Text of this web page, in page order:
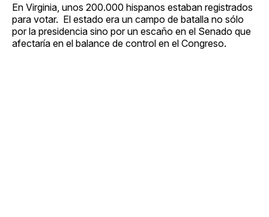
En Virginia, unos 200.000 hispanos estaban registrados
para votar. El estado era un campo de batalla no sólo
por la presidencia sino por un escaño en el Senado que
afectaría en el balance de control en el Congreso.